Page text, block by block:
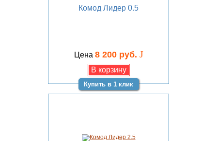
Комод Лидер 0.5
Цена 8 200 руб. J
Купить в 1 клик